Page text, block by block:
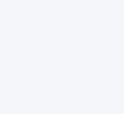
به ۴۰۰ نیت می‌رساند. طبق اعلام این